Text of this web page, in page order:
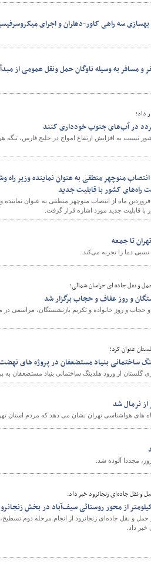
سه راهی کاور-دهلران و اجرای
و مسافر به وسیله ناوگان حمل ونقل عمومی از
داد؛
در آب‌های جنوب خودداری کنند
نسبت به افزایش ارتفاع امواج در خلیج فارس، تنگه
۲۱ تیر| از انتصاب منوچهر منطقی به عنوان نماینده
راه‌های کشور با قابلیت جدید
در ۱۲۰ ثانیه امروز ۲۱ فروردین ماه از انتصاب منوچهر منطقی به
قابلیت جدید مورد اشاره قرار گرفت.
تا جمعه
دما را تجربه می‌کند.
و نقل جاده ای خراسان شمالی؛
و روز عفاف و حجاب برگزار شد
حجاب و روز خانواده و تکریم بازنشستگان، مراسمی در
عنوان کرد؛
ساختمانی بنیاد مستضعفان در پروژه های
گلستان از ورود هلدینگ ساختمانی بنیاد مستضعفان
از نرمال شد
های هواشناسی تهران نشان می دهد که مردم استان
و نقل جاده‌ای زنجانرود خبر داد:
داد.